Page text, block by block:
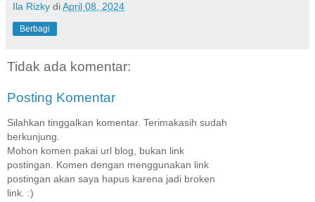
Ila Rizky diApril 08, 2024
Berbagi
Tidak ada komentar:
Posting Komentar
Silahkan tinggalkan komentar. Terimakasih sudah
berkunjung.
Mohon komen pakai url blog, bukan link
postingan. Komen dengan menggunakan link
postingan akan saya hapus karena jadi broken
link. :)